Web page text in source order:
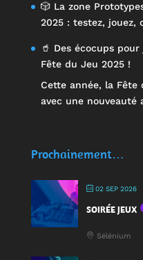
🎲 La zone
2025 : testez, jouez,
🥤 Des écocups
Fête du Jeu 2025 !
Cette année, la Fête
avec une nouveauté
Prochainement…
02 SEP 2026
SOIRÉE JEUX
Sélénium